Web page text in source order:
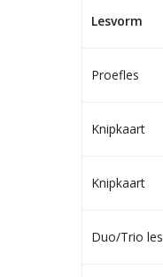
Lesvorm
Proefles
Knipkaart
Knipkaart
Duo/Trio les